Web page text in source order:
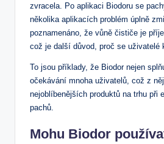
zvracela. Po aplikaci Biodoru se
několika aplikacích problém úplně
poznamenáno, že vůně čističe je
což je další důvod, proč se uživatelé
To jsou příklady, že Biodor nejen
očekávání mnoha uživatelů, což z
nejoblíbenějších produktů na trhu při
pachů.
Mohu Biodor